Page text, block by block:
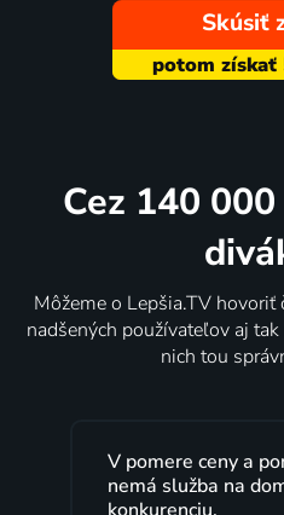
Skúsiť
Cez 140
Môžeme o Lepšia.TV
nadšených používateľov aj
nich tou
Lepšia.TV
rokov s